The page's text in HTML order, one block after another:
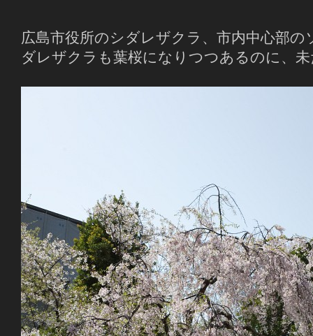
広島市役所のシダレザクラ、市内中心部
ダレザクラも葉桜になりつつあるのに、